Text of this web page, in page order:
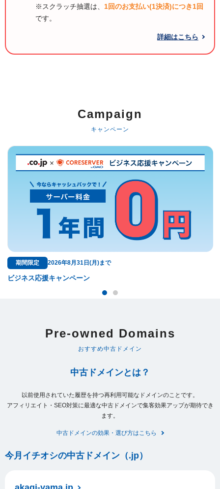
※スクラッチ抽選は、 1回のお支払い(1決済)につき1回
です。
詳細はこちら
Campaign
キャンペーン
無料特典
Pre-owned Domains
おすすめ中古ドメイン
中古ドメインとは？
以前使用されていた履歴を持つ再利用可能なドメインのことです。
アフィリエイト・SEO対策に最適な中古ドメインで集客効果アップが期待でき
ます。
中古ドメインの効果・選び方はこちら
今月イチオシの中古ドメイン（.jp）